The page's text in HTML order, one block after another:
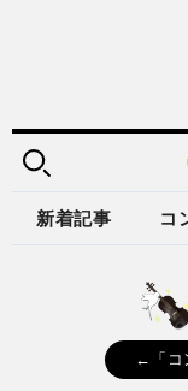
新着記事 コ
←「コ